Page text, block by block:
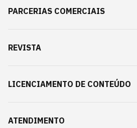
PARCERIAS COMERCIAIS
REVISTA
LICENCIAMENTO DE CONTEÚDO
ATENDIMENTO